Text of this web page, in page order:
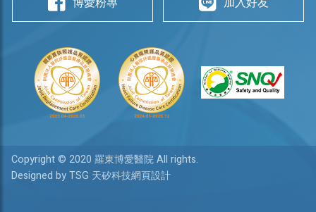
Copyright © 2020 羅東博愛醫院 All rights.
Designed by TSG 天矽科技網頁設計